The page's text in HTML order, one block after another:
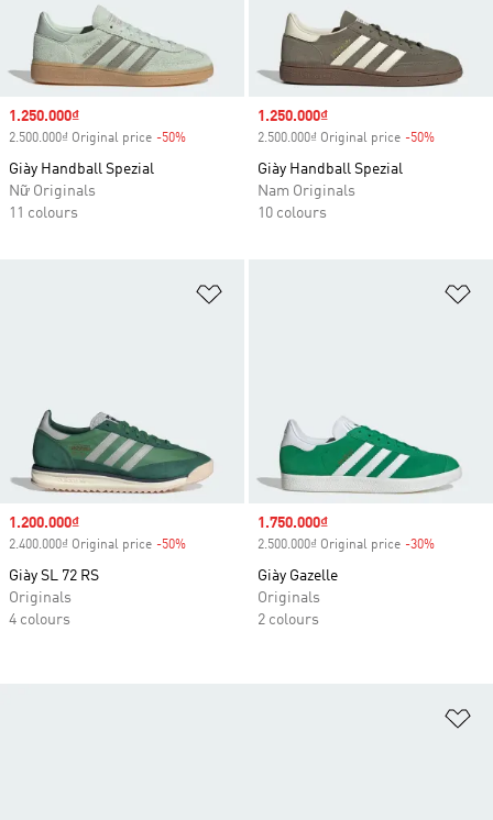
Sale price
1.250.000₫
2.500.000₫ Original price -50%
Giày Handball Spezial
Nữ Originals
11 colours
Sale price
1.250.000₫
2.500.000₫ Original price -50%
Giày Handball Spezial
Nam Originals
10 colours
Sale price
1.200.000₫
2.400.000₫ Original price -50%
Giày SL 72 RS
Originals
4 colours
Sale price
1.750.000₫
2.500.000₫ Original price -30%
Giày Gazelle
Originals
2 colours